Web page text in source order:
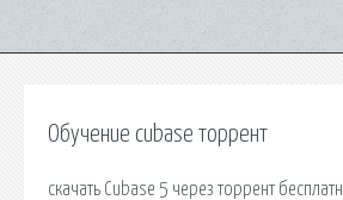
Обучение cubase торрент
скачать Cubase 5 через торрент